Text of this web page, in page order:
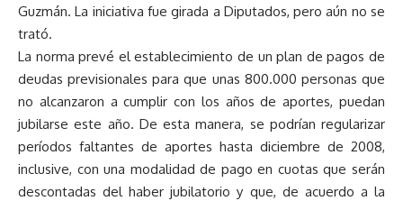
Guzmán. La iniciativa fue girada a Diputados, pero aún no se
trató.
La norma prevé el establecimiento de un plan de pagos de
deudas previsionales para que unas 800.000 personas que
no alcanzaron a cumplir con los años de aportes, puedan
jubilarse este año. De esta manera, se podrían regularizar
períodos faltantes de aportes hasta diciembre de 2008,
inclusive, con una modalidad de pago en cuotas que serán
descontadas del haber jubilatorio y que, de acuerdo a la